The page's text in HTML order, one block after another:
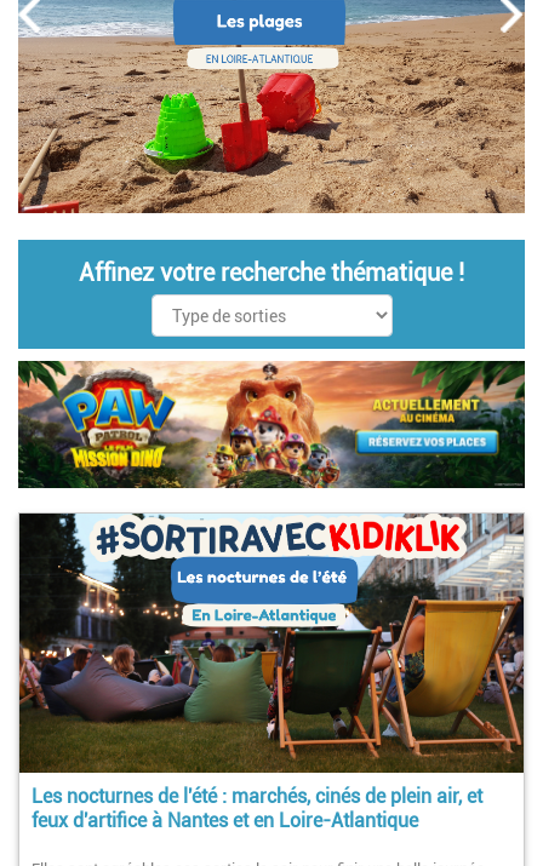
Affinez votre recherche thématique !
Les nocturnes de l'été : marchés, cinés de plein air, et
feux d'artifice à Nantes et en Loire-Atlantique